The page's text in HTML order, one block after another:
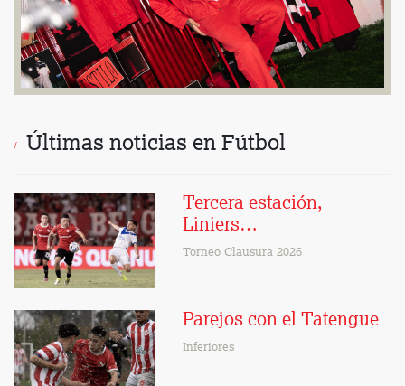
Últimas noticias en Fútbol
Tercera estación,
Liniers…
Torneo Clausura 2026
Parejos con el Tatengue
Inferiores